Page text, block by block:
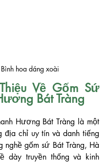
Bình hoa dáng xoài
Về Gốm Sứ
Bát Tràng
Hương Bát Tràng là một
địa chỉ uy tín và danh tiếng
nghề gốm sứ Bát Tràng, Hà
dày truyền thống và kinh